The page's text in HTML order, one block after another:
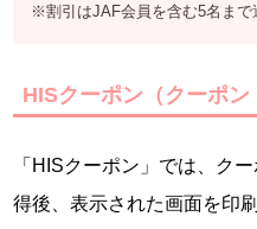
※割引はJAF会員を含む5名まで
HISクーポン（クーポン
「HISクーポン」では、ク
得後、表示された画面を印